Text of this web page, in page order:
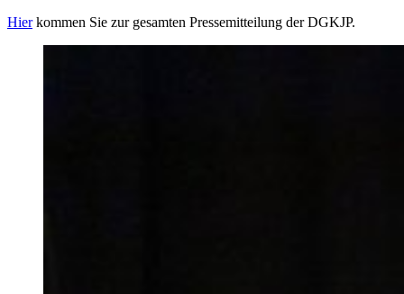
Hierkommen Sie zur gesamten Pressemitteilung der DGKJP.